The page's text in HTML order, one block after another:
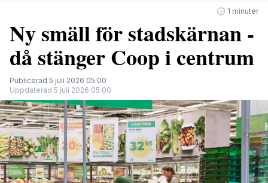
🕝 1 minuter
Ny smäll för stadskärnan -
då stänger Coop i centrum
Publicerad 5 juli 2026 05:00
Uppdaterad 5 juli 2026 05:00